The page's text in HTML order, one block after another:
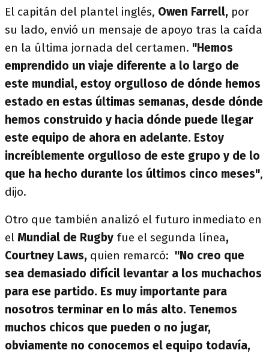
El capitán del plantel inglés, Owen Farrell, por
su lado, envió un mensaje de apoyo tras la caída
en la última jornada del certamen. "Hemos
emprendido un viaje diferente a lo largo de
este mundial, estoy orgulloso de dónde hemos
estado en estas últimas semanas, desde dónde
hemos construido y hacia dónde puede llegar
este equipo de ahora en adelante. Estoy
increíblemente orgulloso de este grupo y de lo
que ha hecho durante los últimos cinco meses",
dijo.
Otro que también analizó el futuro inmediato en
el Mundial de Rugby fue el segunda línea,
Courtney Laws, quien remarcó: "No creo que
sea demasiado difícil levantar a los muchachos
para ese partido. Es muy importante para
nosotros terminar en lo más alto. Tenemos
muchos chicos que pueden o no jugar,
obviamente no conocemos el equipo todavía,